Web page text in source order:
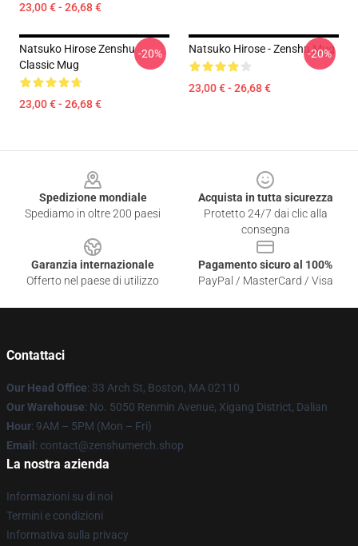
23,00 € - 26,68 €
Natsuko Hirose Zenshu
Classic Mug
23,00 € - 26,68 €
-20% Natsuko Hirose - Zenshu Mug
23,00 € - 26,68 €
-20%
Spedizione mondiale
Spediamo in oltre 200 paesi
Acquista in tutta sicurezza
Protetto 24/7 dai clic alla
consegna
Garanzia internazionale
Offerto nel paese di utilizzo
Pagamento sicuro al 100%
PayPal / MasterCard / Visa
Contattaci
Our Head Office: 33 Arch St, Boston, MA 02110
Our Warehouse: No. 5050 Renmin Avenue, Xigang District, Dalian
Hour: 9AM – 5PM (Mon – Fri)
Email : contact@zenshumerch.shop
La nostra azienda
Informazioni su di noi
Termini e condizioni
Informativa sulla privacy